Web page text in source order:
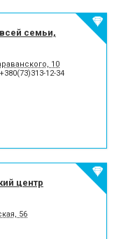
терапия
центры
лицевая хирургия
семьи,
10
+380(73)313-12-34
центр
56